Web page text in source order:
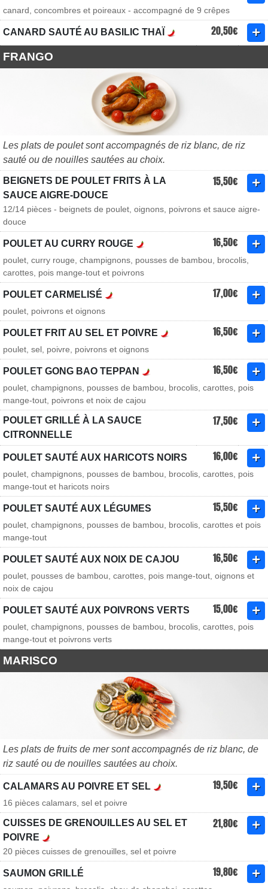
canard, concombres et poireaux - accompagné de 9 crêpes
CANARD SAUTÉ AU BASILIC THAÏ 20,50€
FRANGO
Les plats de poulet sont accompagnés de riz blanc, de riz
sauté ou de nouilles sautées au choix.
BEIGNETS DE POULET FRITS À LA
SAUCE AIGRE-DOUCE
15,50€
12/14 pièces - beignets de poulet, oignons, poivrons et sauce aigre-
douce
POULET AU CURRY ROUGE 16,50€
poulet, curry rouge, champignons, pousses de bambou, brocolis,
carottes, pois mange-tout et poivrons
POULET CARMELISÉ 17,00€
poulet, poivrons et oignons
POULET FRIT AU SEL ET POIVRE 16,50€
poulet, sel, poivre, poivrons et oignons
POULET GONG BAO TEPPAN 16,50€
poulet, champignons, pousses de bambou, brocolis, carottes, pois
mange-tout, poivrons et noix de cajou
POULET GRILLÉ À LA SAUCE
CITRONNELLE
17,50€
POULET SAUTÉ AUX HARICOTS NOIRS 16,00€
poulet, champignons, pousses de bambou, brocolis, carottes, pois
mange-tout et haricots noirs
POULET SAUTÉ AUX LÉGUMES 15,50€
poulet, champignons, pousses de bambou, brocolis, carottes et pois
mange-tout
POULET SAUTÉ AUX NOIX DE CAJOU 16,50€
poulet, pousses de bambou, carottes, pois mange-tout, oignons et
noix de cajou
POULET SAUTÉ AUX POIVRONS VERTS 15,00€
poulet, champignons, pousses de bambou, brocolis, carottes, pois
mange-tout et poivrons verts
MARISCO
Les plats de fruits de mer sont accompagnés de riz blanc, de
riz sauté ou de nouilles sautées au choix.
CALAMARS AU POIVRE ET SEL 19,50€
16 pièces calamars, sel et poivre
CUISSES DE GRENOUILLES AU SEL ET
POIVRE
21,80€
20 pièces cuisses de grenouilles, sel et poivre
SAUMON GRILLÉ 19,80€